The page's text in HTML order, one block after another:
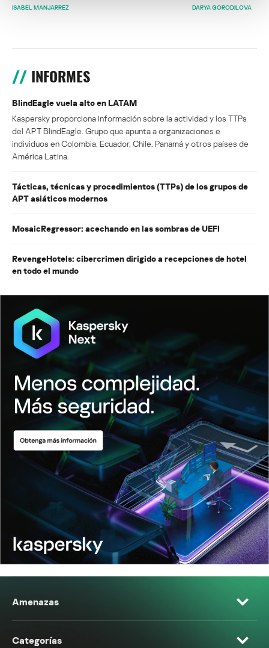
ISABEL MANJARREZ
DARYA GORODILOVA
INFORMES
BlindEagle vuela alto en LATAM
Kaspersky proporciona información sobre la actividad y los TTPs
del APT BlindEagle. Grupo que apunta a organizaciones e
individuos en Colombia, Ecuador, Chile, Panamá y otros países de
América Latina.
Tácticas, técnicas y procedimientos (TTPs) de los grupos de
APT asiáticos modernos
MosaicRegressor: acechando en las sombras de UEFI
RevengeHotels: cibercrimen dirigido a recepciones de hotel
en todo el mundo
Amenazas
Categorías